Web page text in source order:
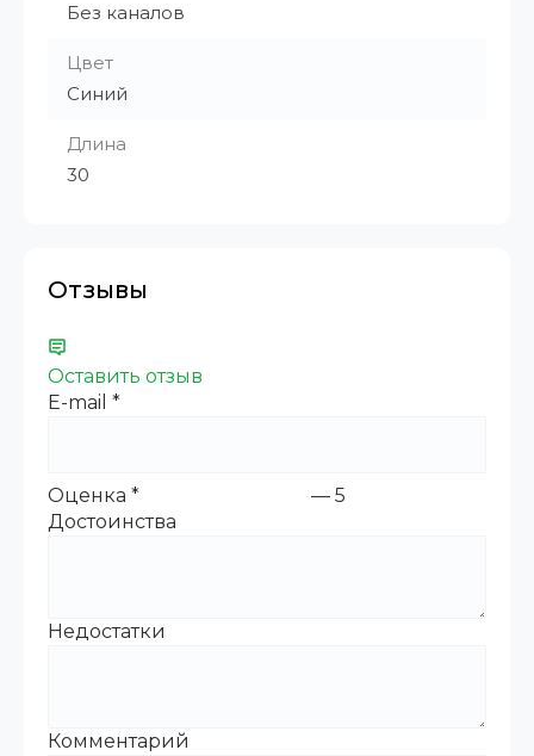
Без каналов
Цвет
Синий
Длина
30
Отзывы
Оставить отзыв
E-mail *
Оценка * — 5
Достоинства
Недостатки
Комментарий